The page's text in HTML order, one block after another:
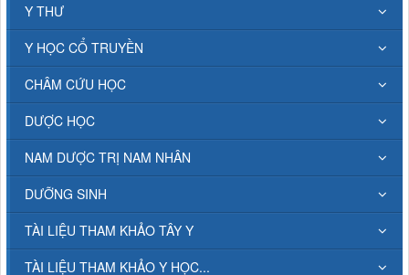
Y THƯ
Y HỌC CỔ TRUYỀN
CHÂM CỨU HỌC
DƯỢC HỌC
NAM DƯỢC TRỊ NAM NHÂN
DƯỠNG SINH
TÀI LIỆU THAM KHẢO TÂY Y
TÀI LIỆU THAM KHẢO Y HỌC...